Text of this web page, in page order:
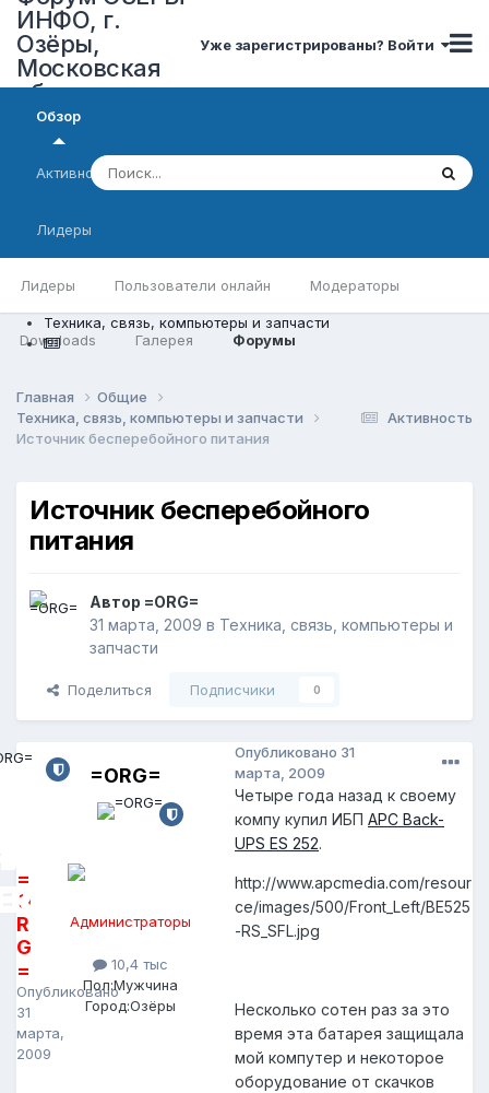
ИНФО, г.
Озёры,
Московская
область
Уже зарегистрированы? Войти
Обзор
Лидеры Пользователи онлайн Модераторы
Downloads Галерея Форумы
Активность
Лидеры
Техника, связь, компьютеры и запчасти
Активность
Главная
Общие
Техника, связь, компьютеры и запчасти
Источник бесперебойного питания
Источник бесперебойного
питания
Автор =ORG=
31 марта, 2009 в Техника, связь, компьютеры и
запчасти
Поделиться Подписчики 0
=
O
R
G
=
Опубликовано
31
марта,
2009
=ORG=
Администраторы
10,4 тыс
Пол:Мужчина
Город:Озёры
Опубликовано 31
марта, 2009
Четыре года назад к своему
компу купил ИБП APC Back-
UPS ES 252.
http://www.apcmedia.com/resour
ce/images/500/Front_Left/BE525
-RS_SFL.jpg
Несколько сотен раз за это
время эта батарея защищала
мой компутер и некоторое
оборудование от скачков